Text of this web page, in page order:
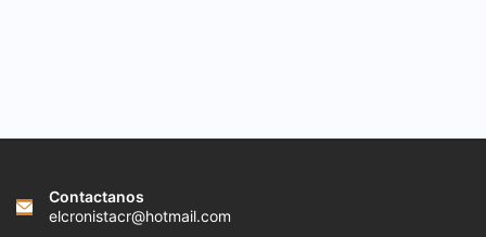
Contactanos
elcronistacr@hotmail.com